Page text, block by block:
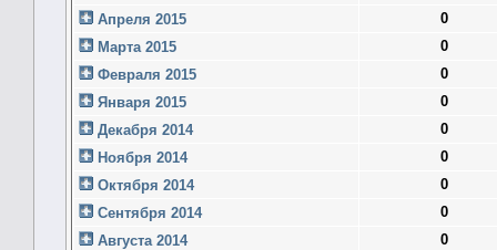
Апреля 2015
0
Марта 2015
0
Февраля 2015
0
Января 2015
0
Декабря 2014
0
Ноября 2014
0
Октября 2014
0
Сентября 2014
0
Августа 2014
0